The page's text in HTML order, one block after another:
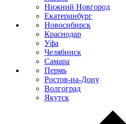
Нижний Новгород
Екатеринбург
Новосибирск
Краснодар
Уфа
Челябинск
Самара
Пермь
Ростов-на-Дону
Волгоград
Якутск